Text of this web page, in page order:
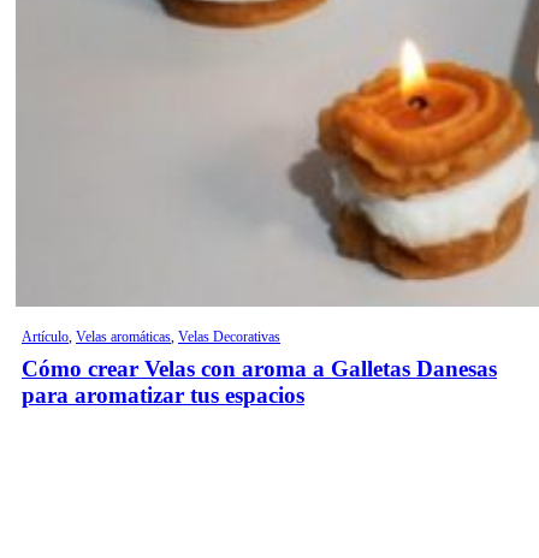
Artículo Velas aromáticas Velas Decorativas
Cómo crear Velas con aroma a Galletas Danesas
para aromatizar tus espacios